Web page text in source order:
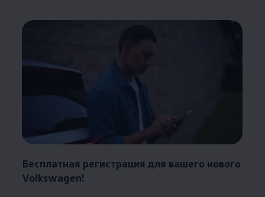
Бесплатная регистрация для вашего нового
Volkswagen!